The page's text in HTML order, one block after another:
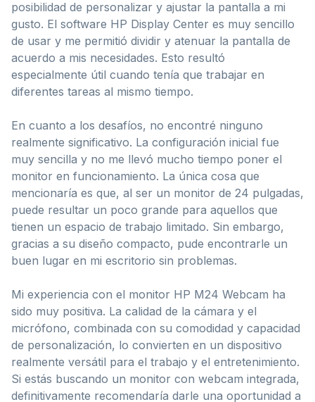
posibilidad de personalizar y ajustar la pantalla a mi
gusto. El software HP Display Center es muy sencillo
de usar y me permitió dividir y atenuar la pantalla de
acuerdo a mis necesidades. Esto resultó
especialmente útil cuando tenía que trabajar en
diferentes tareas al mismo tiempo.
En cuanto a los desafíos, no encontré ninguno
realmente significativo. La configuración inicial fue
muy sencilla y no me llevó mucho tiempo poner el
monitor en funcionamiento. La única cosa que
mencionaría es que, al ser un monitor de 24 pulgadas,
puede resultar un poco grande para aquellos que
tienen un espacio de trabajo limitado. Sin embargo,
gracias a su diseño compacto, pude encontrarle un
buen lugar en mi escritorio sin problemas.
Mi experiencia con el monitor HP M24 Webcam ha
sido muy positiva. La calidad de la cámara y el
micrófono, combinada con su comodidad y capacidad
de personalización, lo convierten en un dispositivo
realmente versátil para el trabajo y el entretenimiento.
Si estás buscando un monitor con webcam integrada,
definitivamente recomendaría darle una oportunidad a